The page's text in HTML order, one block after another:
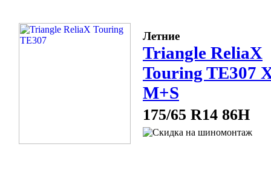
Летние
Triangle ReliaX
Touring TE307
M+S
175/65 R14 86H